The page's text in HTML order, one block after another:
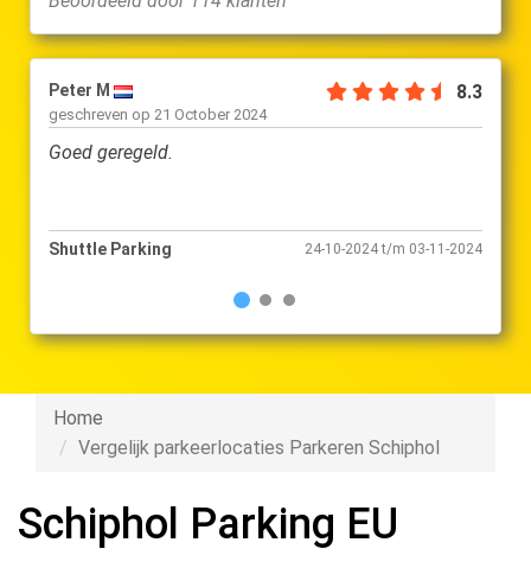
Peter M
geschreven op 21 October 2024
8.3
Goed geregeld.
Shuttle Parking 24-10-2024 t/m 03-11-2024
Home
Vergelijk parkeerlocaties Parkeren Schiphol
Schiphol Parking EU